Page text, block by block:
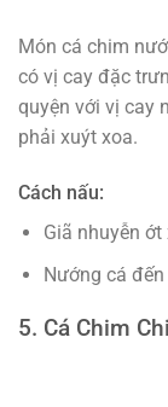
Món cá chim
có vị cay đặc
quyện với vị cay
phải xuýt xoa.
Cách nấu:
Giã nhuyễn
Nướng cá
5. Cá Chim